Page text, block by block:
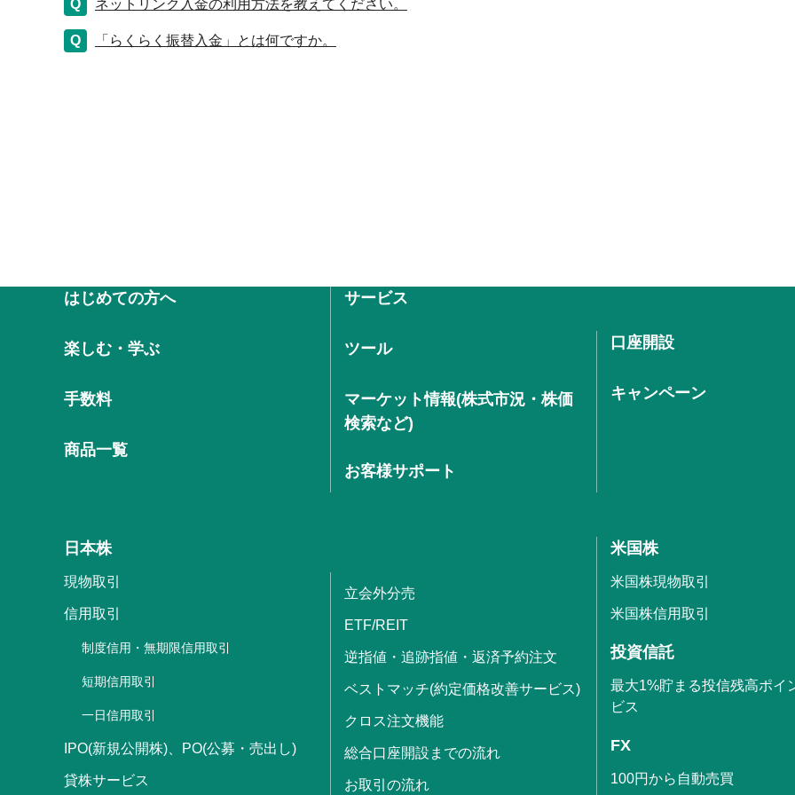
ネットリンク入金の利用方法を教えてください。
「らくらく振替入金」とは何ですか。
はじめての方へ
楽しむ・学ぶ
手数料
商品一覧
サービス
ツール
マーケット情報(株式市況・株価
検索など)
お客様サポート
口座開設
キャンペーン
日本株
現物取引
信用取引
制度信用・無期限信用取引
短期信用取引
一日信用取引
IPO(新規公開株)、PO(公募・売出し)
貸株サービス
立会外分売
ETF/REIT
逆指値・追跡指値・返済予約注文
ベストマッチ(約定価格改善サービス)
クロス注文機能
総合口座開設までの流れ
お取引の流れ
米国株
米国株現物取引
米国株信用取引
投資信託
最大1%貯まる投信残高ポイ
ビス
FX
100円から自動売買